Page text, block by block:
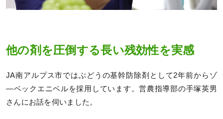
他の剤を圧倒する長い残効性を実感
JA南アルプス市ではぶどうの基幹防除剤として2年前からゾ
―ベックエニベルを採用しています。営農指導部の手塚英男
さんにお話を伺いました。